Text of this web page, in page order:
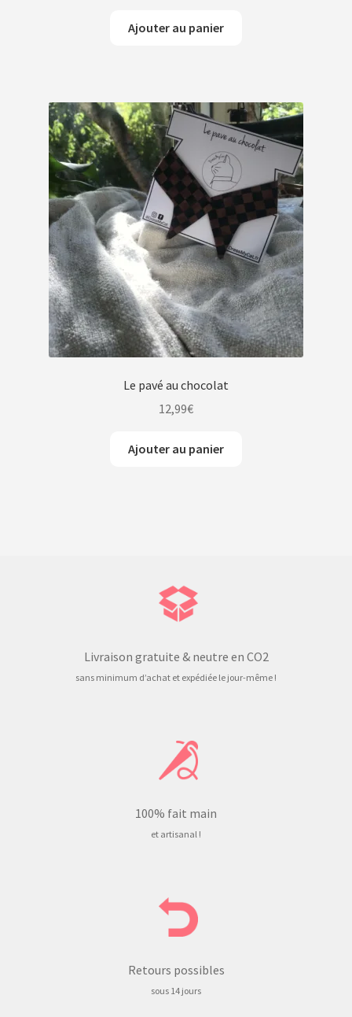
Ajouter au panier
Le pavé au chocolat
12,99€
Ajouter au panier
Livraison gratuite & neutre en CO2
sans minimum d’achat et expédiée le jour-même !
100% fait main
et artisanal !
Retours possibles
sous 14 jours